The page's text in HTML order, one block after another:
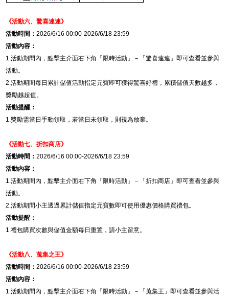
《活動六、驚喜連連》
活動時間：2026/6/16 00:00-2026/6/18 23:59
活動內容：
1.活動期間內，點擊主介面右下角「限時活動」－「驚喜連連」即可查看並參與
活動。
2.活動期間每日累計儲值活動指定元寶即可獲得驚喜好禮，累積儲值天數越多，
獎勵越超值。
活動提醒：
1.獎勵需當日手動領取，若當日未領取，則視為放棄。
《活動七、折扣商店》
活動時間：2026/6/16 00:00-2026/6/18 23:59
活動內容：
1.活動期間內，點擊主介面右下角「限時活動」－「折扣商店 」即可查看並參與
活動。
2.活動期間小主透過累計儲值指定元寶數即可使用優惠價格購買禮包。
活動提醒：
1.禮包購買次數與儲值金額每日重置，請小主留意。
《活動八、蒐集之王》
活動時間：2026/6/16 00:00-2026/6/18 23:59
活動內容：
1.活動期間內，點擊主介面右下角「限時活動」－「蒐集王」即可查看並參與活